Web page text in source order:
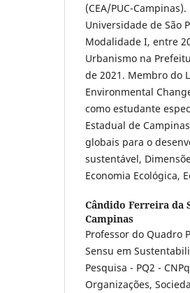
(CEA/PUC-
Universidade de São
Modalidade I, entre
Urbanismo na
de 2021. Membro do
Environmental
como estudante
Estadual de
globais para o
sustentável,
Economia Ecológica,
Cândido Ferreira da
Campinas
Professor do Quadro
Sensu em
Pesquisa - PQ2 -
Organizações,